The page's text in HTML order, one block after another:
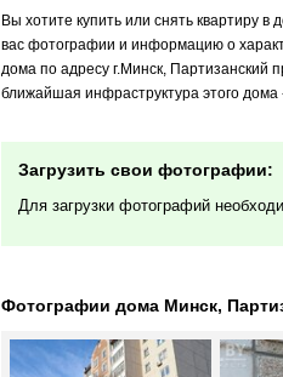
Вы хотите купить или снять квартиру
вас фотографии и информацию о
дома по адресу г.Минск, Партизанский
ближайшая инфраструктура этого
Загрузить свои фотографии:
Для загрузки фотографий
Фотографии дома Минск,